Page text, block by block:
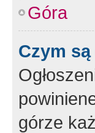
Góra
Czym są
górze